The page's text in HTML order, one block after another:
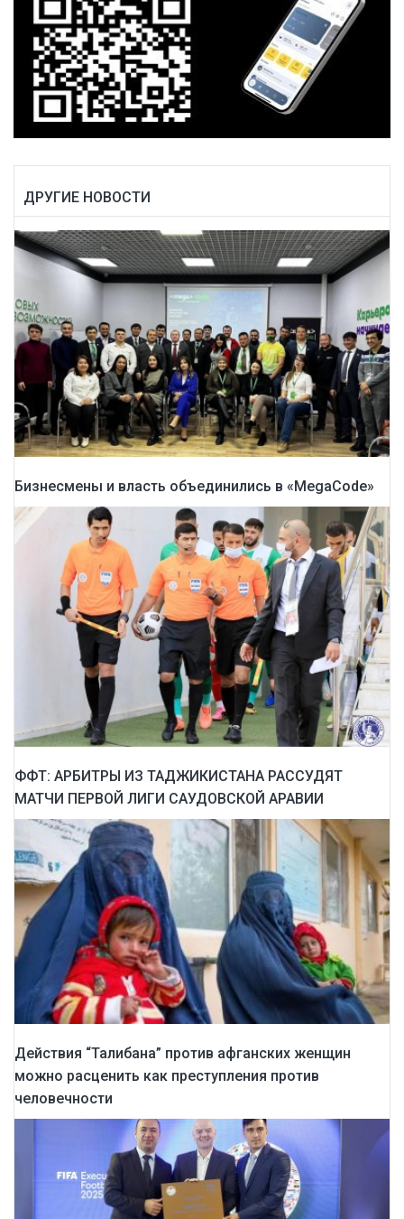
ДРУГИЕ НОВОСТИ
Бизнесмены и власть объединились в «MegaCode»
ФФТ: АРБИТРЫ ИЗ ТАДЖИКИСТАНА РАССУДЯТ
МАТЧИ ПЕРВОЙ ЛИГИ САУДОВСКОЙ АРАВИИ
Действия “Талибана” против афганских женщин
можно расценить как преступления против
человечности